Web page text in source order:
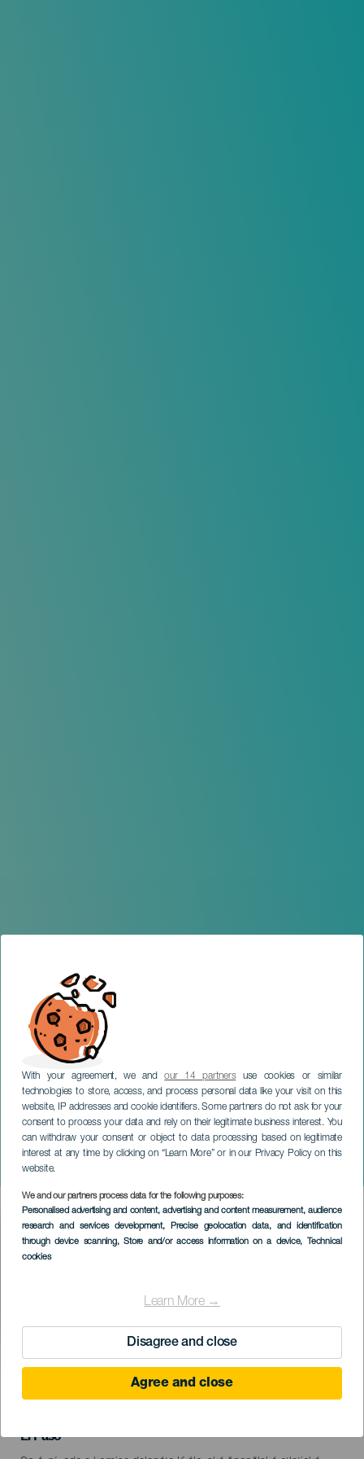
With your agreement, we andour 14 partnersuse cookies or similar
technologies to store, access, and process personal data like your visit on this
website, IP addresses and cookie identifiers. Some partners do not ask for your
consent to process your data and rely on their legitimate business interest. You
can withdraw your consent or object to data processing based on legitimate
interest at any time by clicking on “Learn More” or in our Privacy Policy on this
website.
We and our partners process data for the following purposes:
Personalised advertising and content, advertising and content measurement, audience
research and services development, Precise geolocation data, and identification
through device scanning, Store and/or access information on a device, Technical
cookies
Learn More →
Disagree and close
Agree and close
Šampionát v ultra trailovém
běhu ve Španělsku
LA PALMA
Imagen
Listado
PROBĚHLÉ AKCE
Localidad
El Paso